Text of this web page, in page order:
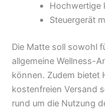
Hochwertige
Steuergerät
Die Matte soll sowohl
allgemeine Wellness-
können. Zudem bietet
kostenfreien Versand
rund um die Nutzung